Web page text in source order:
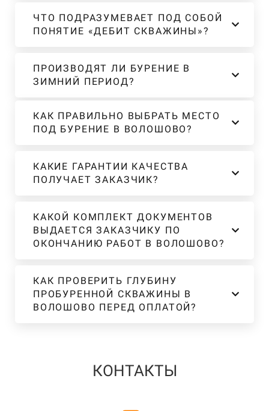
ЧТО ПОДРАЗУМЕВАЕТ ПОД СОБОЙ
ПОНЯТИЕ «ДЕБИТ СКВАЖИНЫ»?
ПРОИЗВОДЯТ ЛИ БУРЕНИЕ В
ЗИМНИЙ ПЕРИОД?
КАК ПРАВИЛЬНО ВЫБРАТЬ МЕСТО
ПОД БУРЕНИЕ В ВОЛОШОВО?
КАКИЕ ГАРАНТИИ КАЧЕСТВА
ПОЛУЧАЕТ ЗАКАЗЧИК?
КАКОЙ КОМПЛЕКТ ДОКУМЕНТОВ
ВЫДАЕТСЯ ЗАКАЗЧИКУ ПО
ОКОНЧАНИЮ РАБОТ В ВОЛОШОВО?
КАК ПРОВЕРИТЬ ГЛУБИНУ
ПРОБУРЕННОЙ СКВАЖИНЫ В
ВОЛОШОВО ПЕРЕД ОПЛАТОЙ?
КОНТАКТЫ